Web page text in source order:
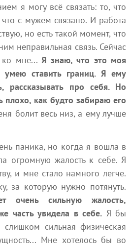
я могу всё связать: то, что
с мужем связано. И работа
но есть такой момент, что
неправильная связь. Сейчас
ко мне...Я знаю, что это моя
ставить границ. Я ему
рассказывать про себя. Но
плохо, как будто забираю его
болит весь низ, а ему лучше
паника, но когда я вошла в
огромную жалость к себе. Я
и мне стало намного легче.
за которую нужно потянуть.
очень сильную жалость,
часть увидела в себе. Я бы
сильная физическая
Мне хотелось бы во